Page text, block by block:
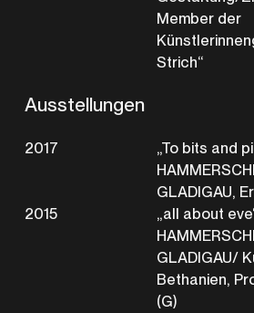
Member der
Strich“
Ausstellungen
2017
„To bits and
GLADIGAU,
2015
„all about
GLADIGAU/
Bethanien,
(G)